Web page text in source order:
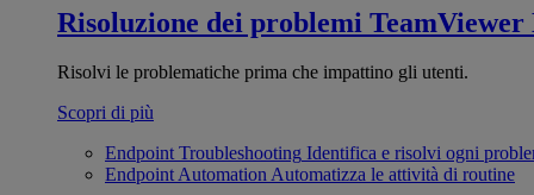
Risoluzione dei problemi TeamViewer
Risolvi le problematiche prima che impattino gli utenti.
Scopri di più
Endpoint Troubleshooting Identifica e risolvi ogni
Endpoint AutomationAutomatizza le attività di routine